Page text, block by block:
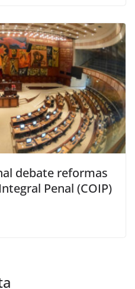
debate reformas
Penal (COIP)